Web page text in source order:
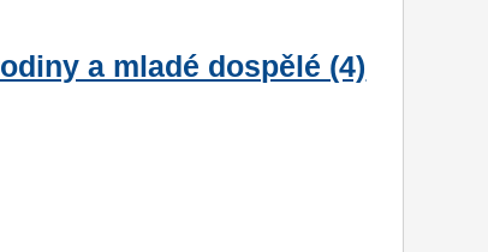
a mladé dospělé (4)